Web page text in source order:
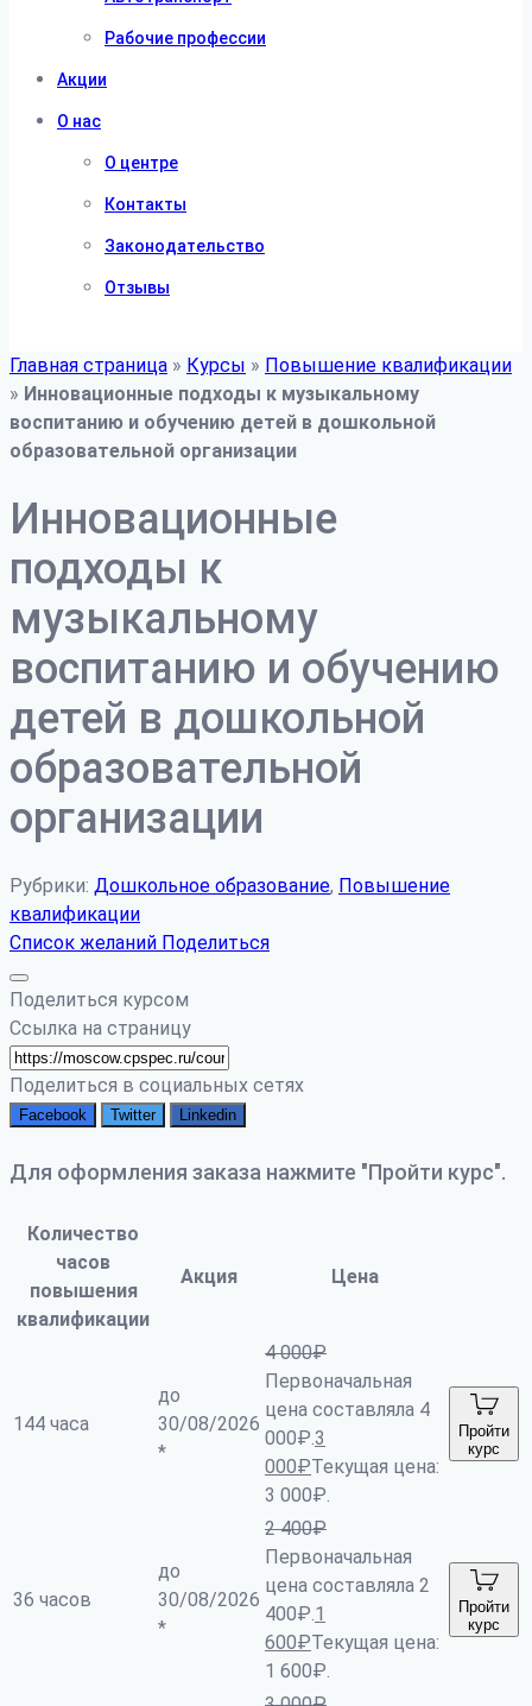
Рабочие профессии
Акции
О нас
О центре
Контакты
Законодательство
Отзывы
Главная страница » Курсы » Повышение квалификации
» Инновационные подходы к музыкальному
воспитанию и обучению детей в дошкольной
образовательной организации
Инновационные
подходы к
музыкальному
воспитанию и обучению
детей в дошкольной
образовательной
организации
Рубрики: Дошкольное образование, Повышение
квалификации
Список желаний Поделиться
Поделиться курсом
Ссылка на страницу
Поделиться в социальных сетях
Facebook Twitter Linkedin
Для оформления заказа нажмите "Пройти курс".
Количество
часов
повышения
квалификации
Акция Цена
144 часа
до
30/08/2026
*
4 000₽
Первоначальная
цена составляла 4
000₽.3
000₽Текущая цена:
3 000₽.
Пройти
курс
36 часов
до
30/08/2026
*
2 400₽
Первоначальная
цена составляла 2
400₽.1
600₽Текущая цена:
1 600₽.
Пройти
курс